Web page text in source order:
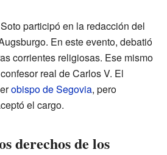
participó en la redacción del
En este evento, debatió
corrientes religiosas. Ese mismo
real de Carlos V. El
obispo de Segovia, pero
el cargo.
derechos de los